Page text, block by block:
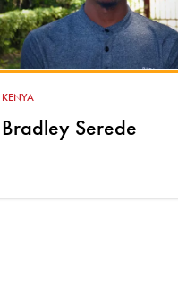
AFGHANISTAN
SANDRAH OTIENO